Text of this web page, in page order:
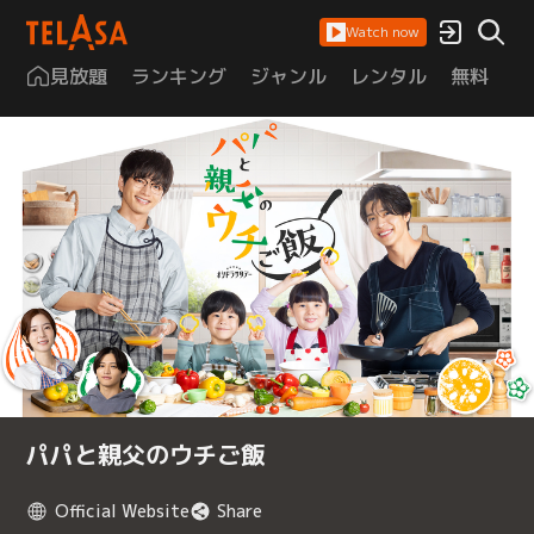
Watch now
見放題 ランキング ジャンル レンタル 無料
パパと親父のウチご飯
Official Website Share